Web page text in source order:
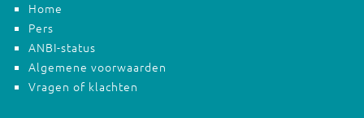
Home
Pers
ANBI-status
Algemene voorwaarden
Vragen of klachten